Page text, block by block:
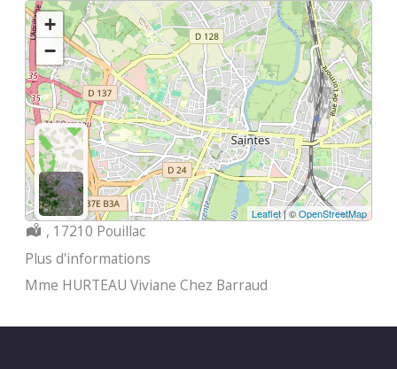
+
−
Leaflet| ©OpenStreetMap
Localisation :
, 17210 Pouillac
Plus d'informations
Mme HURTEAU Viviane Chez Barraud